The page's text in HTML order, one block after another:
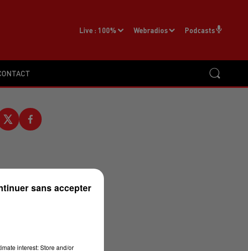
Live : 100% Webradios Podcasts
interest: Store and/or
sans accepter